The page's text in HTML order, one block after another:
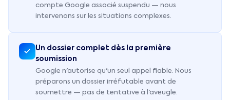
compte Google associé suspendu — nous
intervenons sur les situations complexes.
Un dossier complet dès la première
soumission
Google n'autorise qu'un seul appel fiable. Nous
préparons un dossier irréfutable avant de
soumettre — pas de tentative à l'aveugle.